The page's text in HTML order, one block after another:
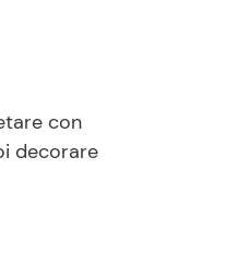
con
decorare